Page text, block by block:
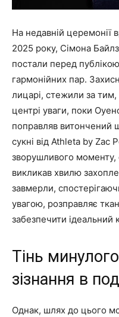
На недавній церемонії
2025 року, Сімона
постали перед
гармонійних пар.
лицарі, стежили за тим,
центрі уваги, поки
поправляв витончений
сукні від Athleta by Zac
зворушливого моменту,
викликав хвилю
завмерли,
увагою, розправляє
забезпечити ідеальний
Тінь
зізнання в
Однак, шлях до цього